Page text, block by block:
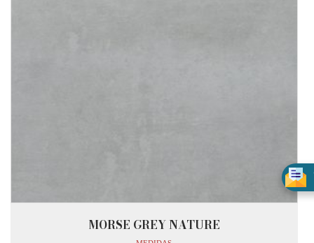
MORSE GREY NATURE